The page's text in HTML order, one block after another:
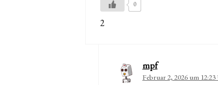
0
2
mpf
Februar 2, 2026 um